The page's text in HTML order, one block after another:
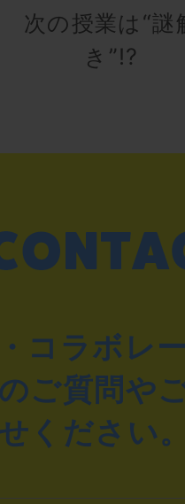
次の授業は“謎
き”!?
コラボレ
ご質問や
ください